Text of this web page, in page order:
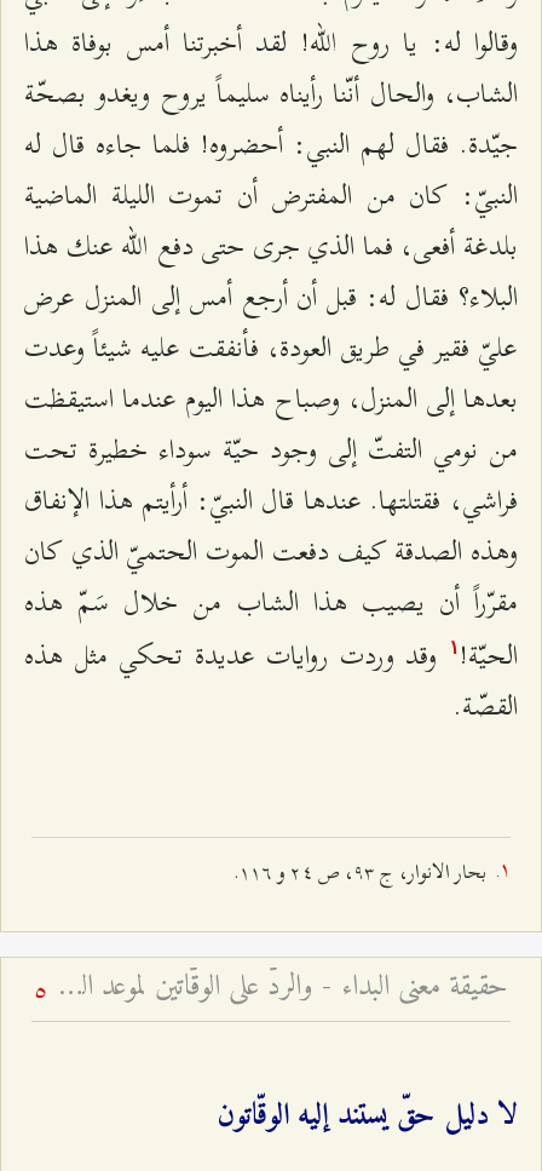
وقالوا له: يا روح الله! لقد أخبرتنا أمس بوفاة هذا
الشاب، والحال أنّنا رأيناه سليماً يروح ويغدو بصحّة
جيّدة. فقال لهم النبي: أحضروه! فلما جاءه قال له
النبيّ: كان من المفترض أن تموت الليلة الماضية
بلدغة أفعى، فما الذي جرى حتى دفع الله عنك هذا
البلاء؟ فقال له: قبل أن أرجع أمس إلى المنزل عرض
عليّ فقير في طريق العودة، فأنفقت‌ عليه شيئاً وعدت
بعدها إلى المنزل، وصباح هذا اليوم عندما استيقظت
من نومي التفتّ إلى وجود حيّة سوداء خطيرة تحت
فراشي، فقتلتها. عندها قال النبيّ: أرأيتم هذا الإنفاق
وهذه الصدقة كيف دفعت الموت الحتميّ الذي كان
مقرّراً أن يصيب هذا الشاب من خلال سَمّ هذه
الحيّة! ۱
وقد وردت روايات عديدة تحكي مثل هذه
القصّة.
بحار الانوار، ج ٩٣، ص ٢٤ و ۱۱٦.
حقيقة معنى البداء - والردّ على الوقّاتين لموعد الظهور 5
لا دليل حقّ يستند إليه الوقّاتون